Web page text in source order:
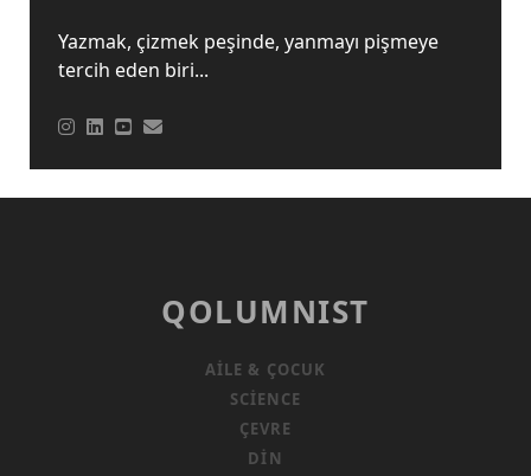
Yazmak, çizmek peşinde, yanmayı pişmeye
tercih eden biri...
QOLUMNIST
AILE & ÇOCUK
SCIENCE
ÇEVRE
DIN